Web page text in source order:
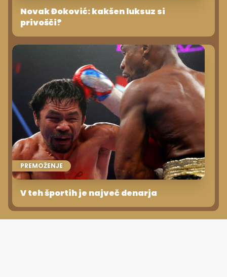
Novak Đoković: kakšen luksuz si
privošči?
PREMOŽENJE
V teh športih je največ denarja